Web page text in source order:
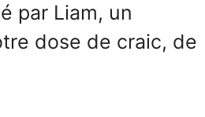
par Liam, un
dose de craic, de